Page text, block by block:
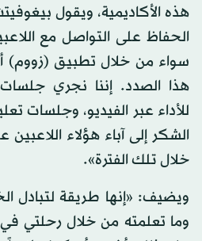
هذه الأكاديمية، ويقول
الحفاظ على التواصل مع
سواء من خلال تطبيق (زووم)
هذا الصدد. إننا نجري جلسات
للأداء عبر الفيديو، وجلسات
الشكر إلى آباء هؤلاء
خلال تلك الفترة».
ويضيف: «إنها طريقة لتبادل
وما تعلمته من خلال رحلتي